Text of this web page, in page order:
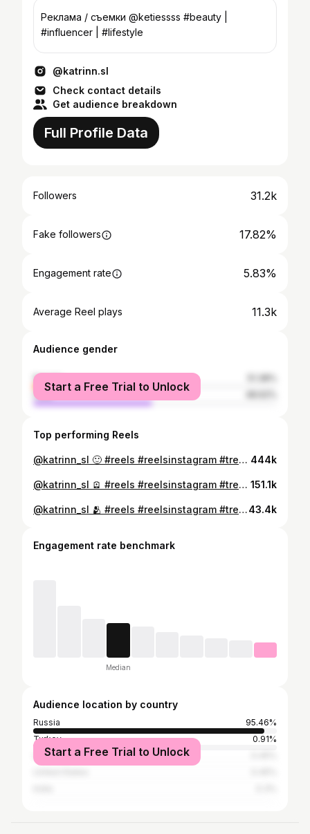
Реклама / съемки @ketiessss #beauty |
#influencer | #lifestyle
@katrinn.sl
Check contact details
Get audience breakdown
Full Profile Data
Followers 31.2k
Fake followers 17.82%
Engagement rate 5.83%
Average Reel plays 11.3k
Audience gender
female
male
Start a Free Trial to Unlock
Top performing Reels
@katrinn_sl 🙂 #reels #reelsinstagram #trending #trendingreels 444k
@katrinn_sl 🪫 #reels #reelsinstagram #trendingreels #trending #beauty 151.1k
@katrinn_sl 🫂 #reels #reelsinstagram #trending #trendingreels43.4k
Engagement rate benchmark
Median
Audience location by country
Russia
95.46%
Turkey
0.91%
Ukraine
Start a Free Trial to Unlock